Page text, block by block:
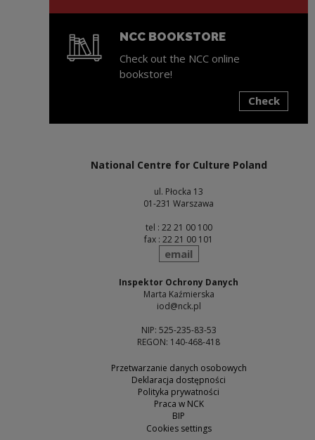
NCC BOOKSTORE
Check out the NCC online
bookstore!
Check
National Centre for Culture Poland
ul. Płocka 13
01-231 Warszawa
tel : 22 21 00 100
fax : 22 21 00 101
send
email
Inspektor Ochrony Danych
Marta Kaźmierska
iod@nck.pl
NIP: 525-235-83-53
REGON: 140-468-418
Przetwarzanie danych osobowych
Deklaracja dostępności
Polityka prywatności
Praca w NCK
BIP
Cookies settings